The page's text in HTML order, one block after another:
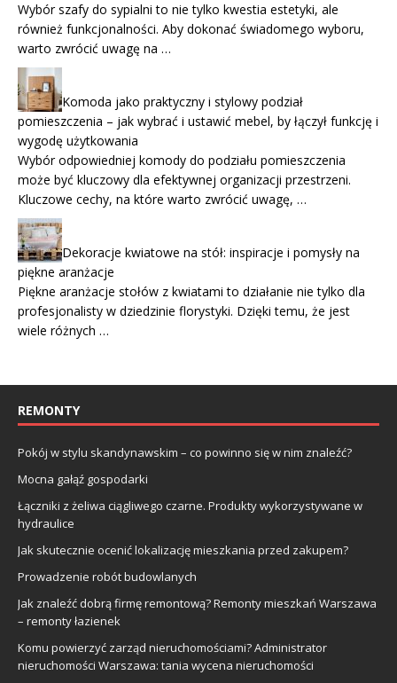
Wybór szafy do sypialni to nie tylko kwestia estetyki, ale
również funkcjonalności. Aby dokonać świadomego wyboru,
warto zwrócić uwagę na …
Komoda jako praktyczny i stylowy podział
pomieszczenia – jak wybrać i ustawić mebel, by łączył funkcję i
wygodę użytkowania
Wybór odpowiedniej komody do podziału pomieszczenia
może być kluczowy dla efektywnej organizacji przestrzeni.
Kluczowe cechy, na które warto zwrócić uwagę, …
Dekoracje kwiatowe na stół: inspiracje i pomysły na
piękne aranżacje
Piękne aranżacje stołów z kwiatami to działanie nie tylko dla
profesjonalisty w dziedzinie florystyki. Dzięki temu, że jest
wiele różnych …
REMONTY
Pokój w stylu skandynawskim – co powinno się w nim znaleźć?
Mocna gałąź gospodarki
Łączniki z żeliwa ciągliwego czarne. Produkty wykorzystywane w
hydraulice
Jak skutecznie ocenić lokalizację mieszkania przed zakupem?
Prowadzenie robót budowlanych
Jak znaleźć dobrą firmę remontową? Remonty mieszkań Warszawa
– remonty łazienek
Komu powierzyć zarząd nieruchomościami? Administrator
nieruchomości Warszawa: tania wycena nieruchomości